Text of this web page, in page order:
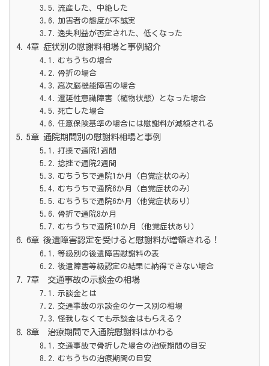
流産した、中絶した
加害者の態度が不誠実
逸失利益が否定された、低くなった
4章 症状別の慰謝料相場と事例紹介
むちうちの場合
骨折の場合
高次脳機能障害の場合
遷延性意識障害（植物状態）となった場合
死亡した場合
任意保険基準の場合には慰謝料が減額される
5章 通院期間別の慰謝料相場と事例
打撲で通院1週間
捻挫で通院2週間
むちうちで通院1か月（自覚症状のみ）
むちうちで通院6か月（自覚症状のみ）
むちうちで通院6か月（他覚症状あり）
骨折で通院8か月
むちうちで通院10か月（他覚症状あり）
6章 後遺障害認定を受けると慰謝料が増額される！
等級別の後遺障害慰謝料の表
後遺障害等級認定の結果に納得できない場合
7章 交通事故の示談金の相場
示談金とは
交通事故の示談金のケース別の相場
怪我しなくても示談金はもらえる？
8章 治療期間で入通院慰謝料はかわる
交通事故で骨折した場合の治療期間の目安
むちうちの治療期間の目安